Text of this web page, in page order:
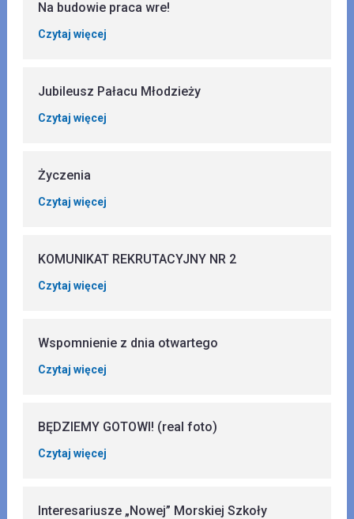
Na budowie praca wre!
Czytaj więcej
Jubileusz Pałacu Młodzieży
Czytaj więcej
Życzenia
Czytaj więcej
KOMUNIKAT REKRUTACYJNY NR 2
Czytaj więcej
Wspomnienie z dnia otwartego
Czytaj więcej
BĘDZIEMY GOTOWI! (real foto)
Czytaj więcej
Interesariusze „Nowej” Morskiej Szkoły